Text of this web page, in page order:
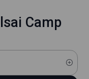
Camp